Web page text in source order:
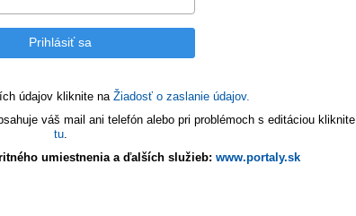
údajov kliknite na Žiadosť o zaslanie údajov.
váš mail ani telefón alebo pri problémoch s editáciou kliknite
tu.
umiestnenia a ďalších služieb: www.portaly.sk